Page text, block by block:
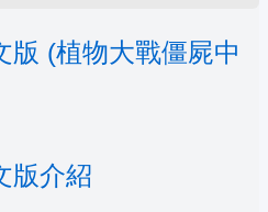
版 (植物大戰僵屍中
版介紹